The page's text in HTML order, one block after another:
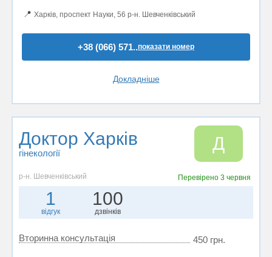
📍 Харків, проспект Науки, 56 р-н. Шевченківський
+38 (066) 571..показати номер
Докладніше
Доктор Харків
гінекології Д
р-н. Шевченківський Перевірено 3 червня
1
відгук
100
дзвінків
Вторинна консультація 450 грн.